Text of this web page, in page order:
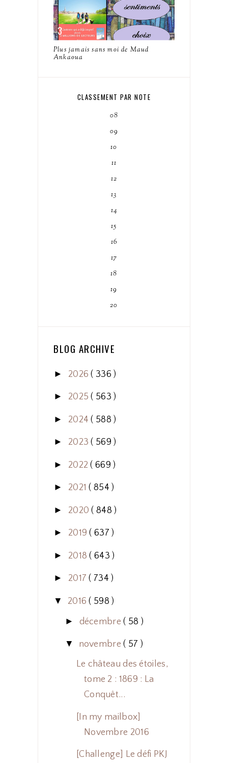
Plus jamais sans moi de Maud
Ankaoua
CLASSEMENT PAR NOTE
08
09
10
11
12
13
14
15
16
17
18
19
20
BLOG ARCHIVE
► 2026( 336 )
► 2025( 563 )
► 2024( 588 )
► 2023( 569 )
► 2022( 669 )
► 2021( 854 )
► 2020( 848 )
► 2019( 637 )
► 2018( 643 )
► 2017( 734 )
▼ 2016( 598 )
► décembre( 58 )
▼ novembre( 57 )
Le château des étoiles,
tome 2 : 1869 : La
Conquêt...
[In my mailbox]
Novembre 2016
[Challenge] Le défi PKJ